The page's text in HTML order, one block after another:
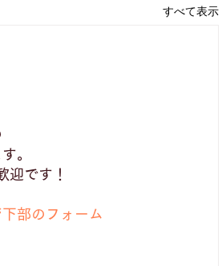
すべて表示
。
迎です！
部のフォーム